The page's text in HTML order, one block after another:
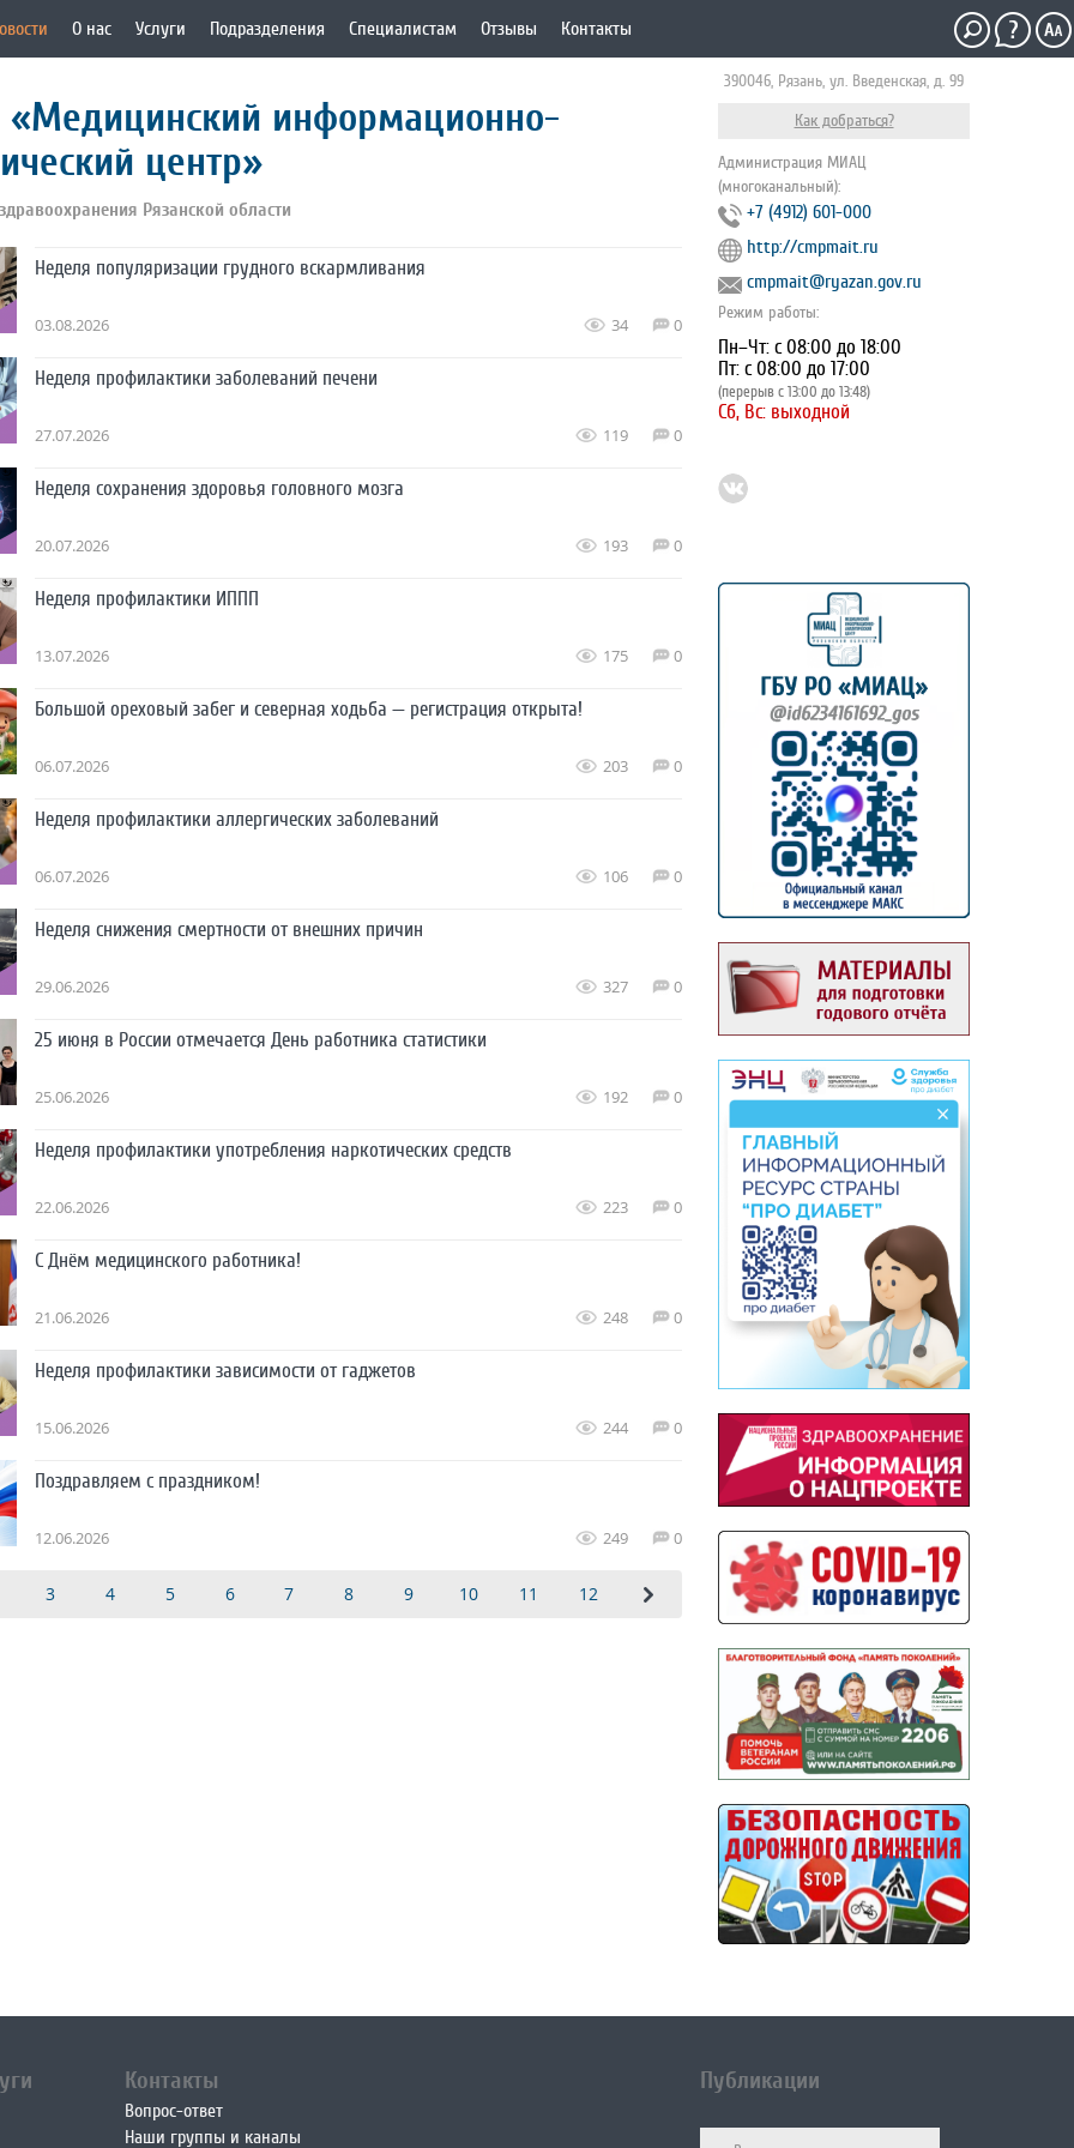
О нас Услуги Подразделения Специалистам Отзывы Контакты
информационно-
центр»
Рязанской области
Неделя популяризации грудного вскармливания
03.08.2026 34 0
Неделя профилактики заболеваний печени
27.07.2026 119 0
Неделя сохранения здоровья головного мозга
20.07.2026 193 0
Неделя профилактики ИППП
13.07.2026 175 0
Большой ореховый забег и северная ходьба — регистрация открыта!
06.07.2026 203 0
Неделя профилактики аллергических заболеваний
06.07.2026 106 0
Неделя снижения смертности от внешних причин
29.06.2026 327 0
25 июня в России отмечается День работника статистики
25.06.2026 192 0
Неделя профилактики употребления наркотических средств
22.06.2026 223 0
С Днём медицинского работника!
21.06.2026 248 0
Неделя профилактики зависимости от гаджетов
15.06.2026 244 0
Поздравляем с праздником!
12.06.2026 249 0
3 4 5 6 7 8 9 10 11 12
390046, Рязань, ул. Введенская, д. 99
Как добраться?
Администрация МИАЦ
(многоканальный):
+7 (4912) 601-000
http://cmpmait.ru
cmpmait@ryazan.gov.ru
Режим работы:
Пн–Чт: с 08:00 до 18:00
Пт: с 08:00 до 17:00
(перерыв с 13:00 до 13:48)
Сб, Вс: выходной
Контакты
Вопрос-ответ
Наши группы и каналы
Публикации